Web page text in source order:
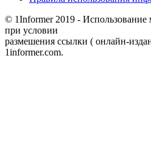
© 1Informer 2019 - Использование
при условии
размешения ссылки ( онлайн-
1informer.com.